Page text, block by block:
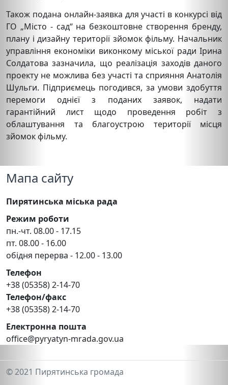
Також подана онлайн-заявка для участі в конкурсі від
ГО „Місто - сад“ на безкоштовне створення бренду,
плану і дизайну території зйомок фільму. Начальник
управління економіки виконкому міської ради Ірина
Солдатова зазначила, що реалізація заходів даного
проекту не можлива без участі та сприяння Анатолія
Шульги. Підприємець погодився, за умови здобуття
перемоги однієї з поданих заявок, надати
гарантійний лист щодо проведення робіт з
облаштування та благоустрою території місця
зйомок фільму.
Мапа сайту
Пирятинська міська рада
Режим роботи
пн.-чт. 08.00 - 17.15
пт. 08.00 - 16.00
обідня перерва - 12.00 - 13.00
Телефон
+38 (05358) 2-14-70
Телефон/факс
+38 (05358) 2-14-70
Електронна пошта
office@pyryatyn-mrada.gov.ua
© 2021 Пирятинська громада